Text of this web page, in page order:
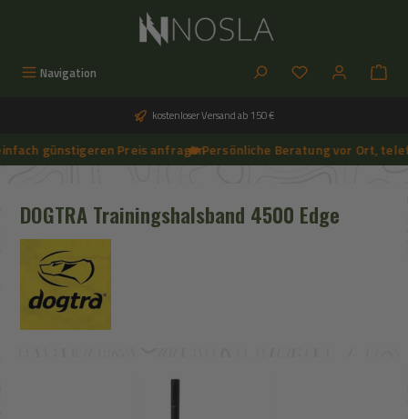
Navigation Du hast 0
kostenloser Versand ab 150 €
günstigeren Preis anfragen
➔
🔥 Persönliche Beratung vor Ort,
DOGTRA Trainingshalsband 4500 Edge